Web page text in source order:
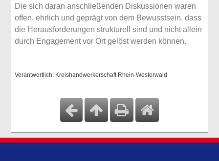
Die sich daran anschließenden Diskussionen waren
offen, ehrlich und geprägt von dem Bewusstsein, dass
die Herausforderungen strukturell sind und nicht allein
durch Engagement vor Ort gelöst werden können.
Verantwortlich: Kreishandwerkerschaft Rhein-Westerwald